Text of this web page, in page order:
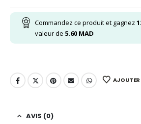
Commandez ce produit et gagnez
valeur de 5.60 MAD
AJOUTER
AVIS (0)